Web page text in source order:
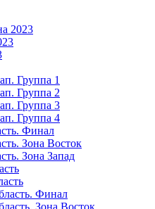
2023
Группа 1
Группа 2
Группа 3
Группа 4
Финал
Зона Восток
Зона Запад
Финал
Зона Восток